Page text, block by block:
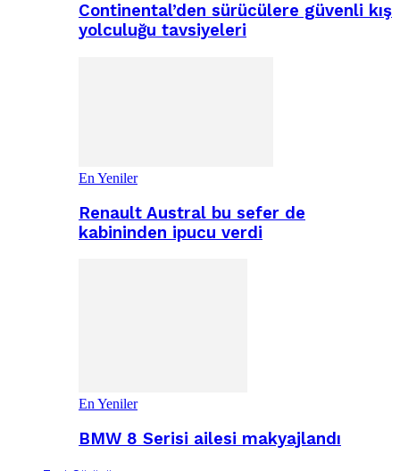
Continental’den sürücülere güvenli kış
yolculuğu tavsiyeleri
En Yeniler
Renault Austral bu sefer de
kabininden ipucu verdi
En Yeniler
BMW 8 Serisi ailesi makyajlandı